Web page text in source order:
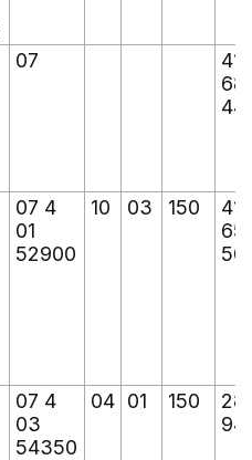
07
41
07 4
01
52900
10 03 150
41
07 4
03
54350
04 01 150
28